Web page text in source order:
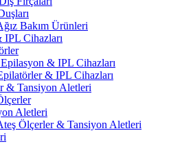
Bakım Ürünleri
Cihazları
& IPL Cihazları
& IPL Cihazları
& Tansiyon Aletleri
Aletleri
Ölçerler & Tansiyon Aletleri